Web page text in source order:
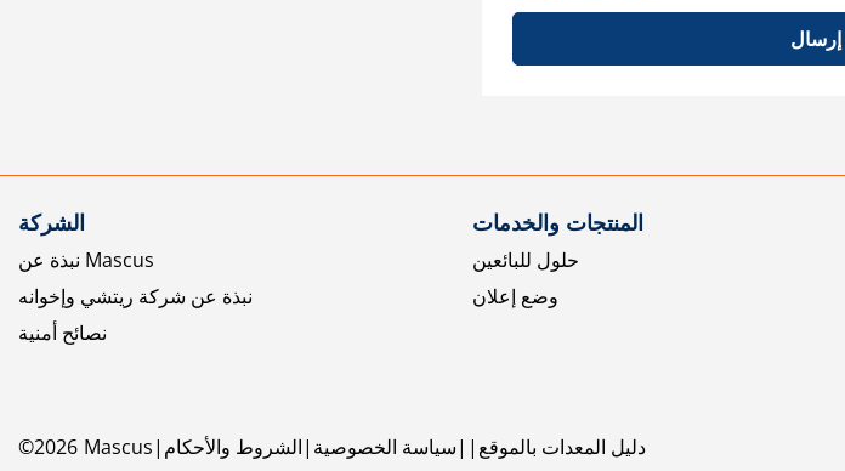
إرسال
الشركة
نبذة عن Mascus
نبذة عن شركة ريتشي وإخوانه
نصائح أمنية
المنتجات والخدمات
حلول للبائعين
وضع إعلان
©2026 Mascus الشروط والأحكام سياسة الخصوصية دليل المعدات بالموقع